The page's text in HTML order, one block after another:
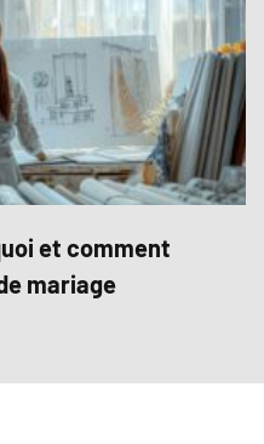
et comment
mariage